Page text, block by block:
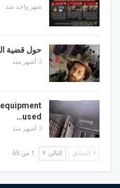
شهر واحد منذ
حول قضية
3 أشهر منذ
used…
3 أشهر منذ
السابق التالي 1 من 65